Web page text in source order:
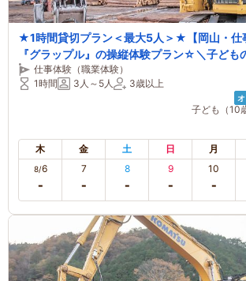
★1時間貸切プラン＜最大5人＞★【岡山・仕
『グラップル』の操縦体験プラン☆＼子ども
ファミリーにおすすめ～
仕事体験（職業体験）
1時間
3人～5人 3歳以上
子ども（10
木 金 土 日 月
8/6 7 8 9 10